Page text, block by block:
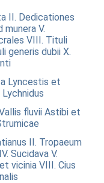
II. Dedicationes
munera V.
VIII. Tituli
generis dubii X.
Lyncestis et
Lychnidus
fluvii Astibi et
II. Tropaeum
IV. Sucidava V.
vicinia VIII. Cius